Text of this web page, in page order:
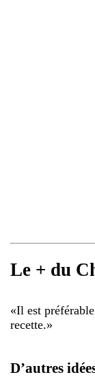
Le + du
«Il est
recette.»
D’autres